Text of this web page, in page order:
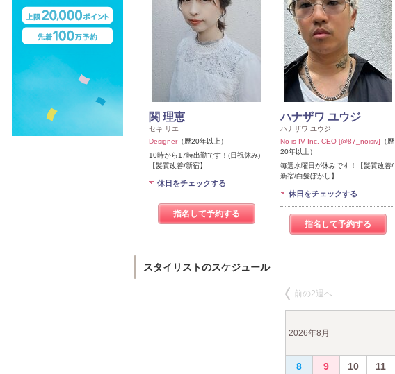
関 理恵
セキ リエ
Designer（歴20年以上）
10時から17時出勤です！(日祝休み)
【髪質改善/新宿】
休日をチェックする
指名して予約する
ハナザワ ユウジ
ハナザワ ユウジ
No is IV Inc. CEO [@87_noisiv] （歴
20年以上）
毎週水曜日が休みです！【髪質改善/
新宿/白髪ぼかし】
休日をチェックする
指名して予約する
スタイリストのスケジュール
前の2週へ
2026年8月
8 9 10 11